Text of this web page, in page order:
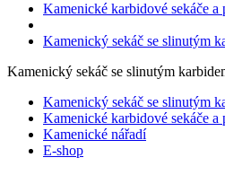
Kamenické karbidové sekáče a
Kamenický sekáč se slinutým
Kamenický sekáč se slinutým
Kamenický sekáč se slinutým
Kamenické karbidové sekáče a
Kamenické nářadí
E-shop